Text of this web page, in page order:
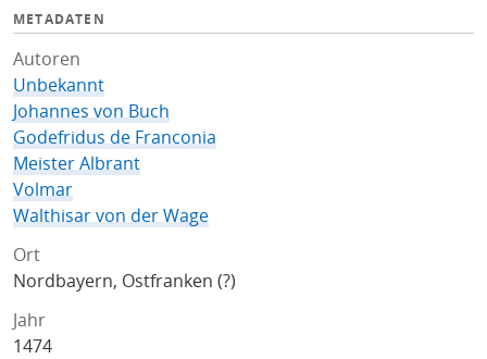
METADATEN
Autoren
Unbekannt
Johannes von Buch
Godefridus de Franconia
Meister Albrant
Volmar
Walthisar von der Wage
Ort
Nordbayern, Ostfranken (?)
Jahr
1474